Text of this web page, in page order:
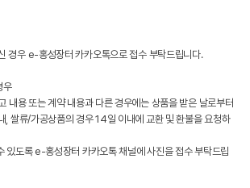
경우 e-홍성장터 카카오톡으로 접수 부탁드립니다.
우
내용 또는 계약 내용과 다른 경우에는 상품을 받은 날로부터
, 쌀류/가공상품의 경우 14일 이내에 교환 및 환불을 요청하
있도록 e-홍성장터 카카오톡 채널에 사진을 접수 부탁드립